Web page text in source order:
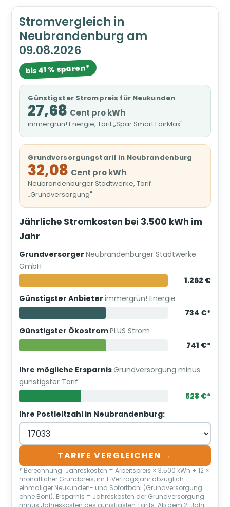
Stromvergleich in
Neubrandenburg am
09.08.2026
bis 41 % sparen*
Günstigster Strompreis für Neukunden
27,68 Cent pro kWh
immergrün! Energie, Tarif „Spar Smart FairMax"
Grundversorgungstarif in Neubrandenburg
32,08 Cent pro kWh
Neubrandenburger Stadtwerke, Tarif
„Grundversorgung"
Jährliche Stromkosten bei 3.500 kWh im
Jahr
GrundversorgerNeubrandenburger Stadtwerke
GmbH
1.262 €
Günstigster Anbieterimmergrün! Energie
734 €*
Günstigster ÖkostromPLUS Strom
741 €*
Ihre mögliche ErsparnisGrundversorgung minus
günstigster Tarif
528 €*
Ihre Postleitzahl in Neubrandenburg:
TARIFE VERGLEICHEN →
* Berechnung: Jahreskosten = Arbeitspreis × 3.500 kWh + 12 ×
monatlicher Grundpreis, im 1. Vertragsjahr abzüglich
einmaliger Neukunden- und Sofortboni (Grundversorgung
ohne Boni). Ersparnis = Jahreskosten der Grundversorgung
minus Jahreskosten des günstigsten Tarifs. Ab dem 2. Jahr